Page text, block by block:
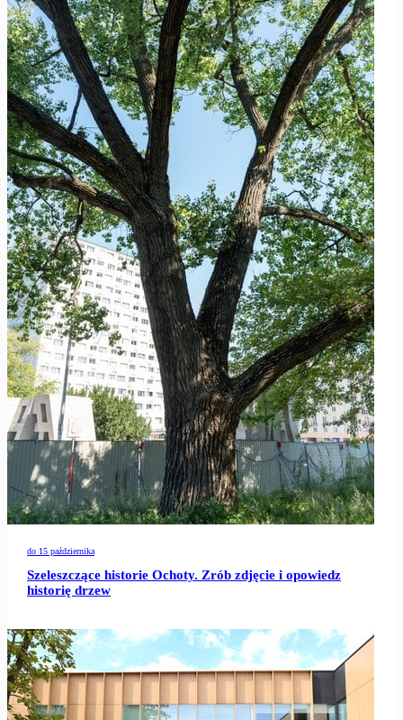
do 15 października
Szeleszczące historie Ochoty. Zrób zdjęcie i opowiedz
historię drzew